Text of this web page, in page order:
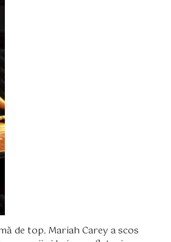
de top. Mariah Carey a scos